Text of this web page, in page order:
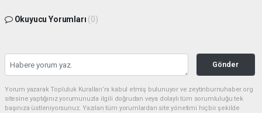
Okuyucu Yorumları (0)
Gönder
Yorum yazarak Topluluk Kuralları’nı kabul etmiş bulunuyor ve zeytinburnuhaber.org
sitesine yaptığınız yorumunuzla ilgili doğrudan veya dolaylı tüm sorumluluğu tek
başınıza üstleniyorsunuz. Yazılan tüm yorumlardan site yönetimi hiçbir şekilde